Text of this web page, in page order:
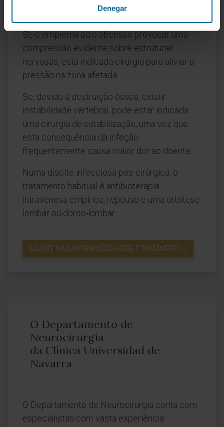
Denegar
antibioterapia de largo espetro.
Se o empiema ou o abcesso provocar uma
compressão evidente sobre estruturas
nervosas, está indicada cirurgia para aliviar a
pressão na zona afetada.
Se, devido à destruição óssea, existir
instabilidade vertebral, pode estar indicada
uma cirurgia de estabilização, uma vez que
esta consequência da infeção
frequentemente causa maior dor ao doente.
Numa discite infecciosa pós-cirúrgica, o
tratamento habitual é antibioterapia
intravenosa empírica, repouso e uma ortótese
lombar ou dorso-lombar.
SOLICITE MAIS INFORMAÇÕES SOBRE O TRATAMENTO
O Departamento de
Neurocirurgia
da Clínica Universidad de
Navarra
O Departamento de Neurocirurgia conta com
especialistas com vasta experiência